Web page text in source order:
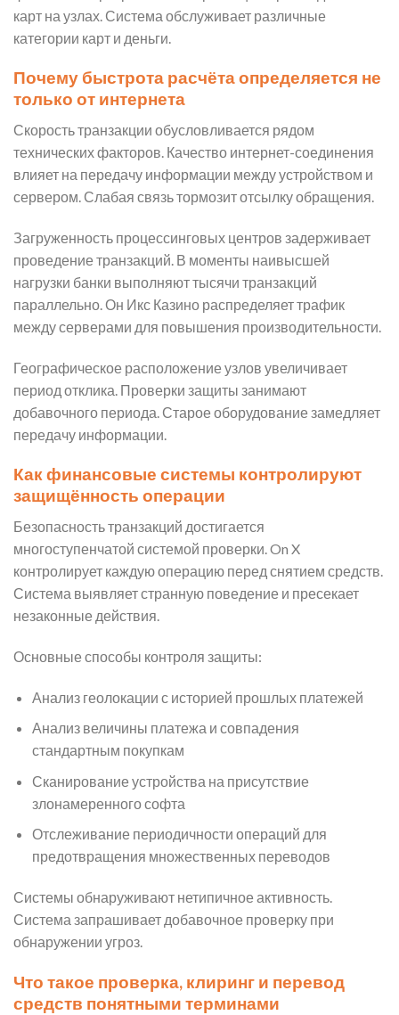
карт на узлах. Система обслуживает различные
категории карт и деньги.
Почему быстрота расчёта определяется не
только от интернета
Скорость транзакции обусловливается рядом
технических факторов. Качество интернет-соединения
влияет на передачу информации между устройством и
сервером. Слабая связь тормозит отсылку обращения.
Загруженность процессинговых центров задерживает
проведение транзакций. В моменты наивысшей
нагрузки банки выполняют тысячи транзакций
параллельно. Он Икс Казино распределяет трафик
между серверами для повышения производительности.
Географическое расположение узлов увеличивает
период отклика. Проверки защиты занимают
добавочного периода. Старое оборудование замедляет
передачу информации.
Как финансовые системы контролируют
защищённость операции
Безопасность транзакций достигается
многоступенчатой системой проверки. On X
контролирует каждую операцию перед снятием средств.
Система выявляет странную поведение и пресекает
незаконные действия.
Основные способы контроля защиты:
Анализ геолокации с историей прошлых платежей
Анализ величины платежа и совпадения
стандартным покупкам
Сканирование устройства на присутствие
злонамеренного софта
Отслеживание периодичности операций для
предотвращения множественных переводов
Системы обнаруживают нетипичное активность.
Система запрашивает добавочное проверку при
обнаружении угроз.
Что такое проверка, клиринг и перевод
средств понятными терминами